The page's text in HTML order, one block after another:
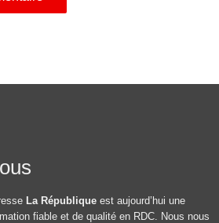
La République est aujourd’hui une
fiable et de qualité en RDC. Nous nous